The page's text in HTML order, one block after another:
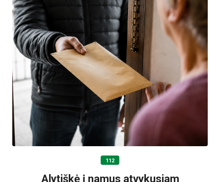
112
Alytiškė į namus atvykusiam